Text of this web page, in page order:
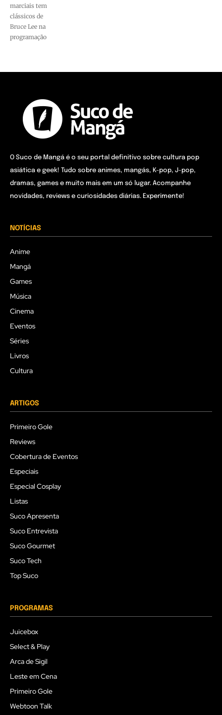
marciais tem
clássicos de
Bruce Lee na
programação
O Suco de Mangá é o seu portal definitivo sobre cultura pop
asiática e geek! Tudo sobre animes, mangás, K-pop, J-pop,
dramas, games e muito mais em um só lugar. Acompanhe
novidades, reviews e curiosidades diárias. Experimente!
NOTÍCIAS
Anime
Mangá
Games
Música
Cinema
Eventos
Séries
Livros
Cultura
ARTIGOS
Primeiro Gole
Reviews
Cobertura de Eventos
Especiais
Especial Cosplay
Listas
Suco Apresenta
Suco Entrevista
Suco Gourmet
Suco Tech
Top Suco
PROGRAMAS
Juicebox
Select & Play
Arca de Sigil
Leste em Cena
Primeiro Gole
Webtoon Talk